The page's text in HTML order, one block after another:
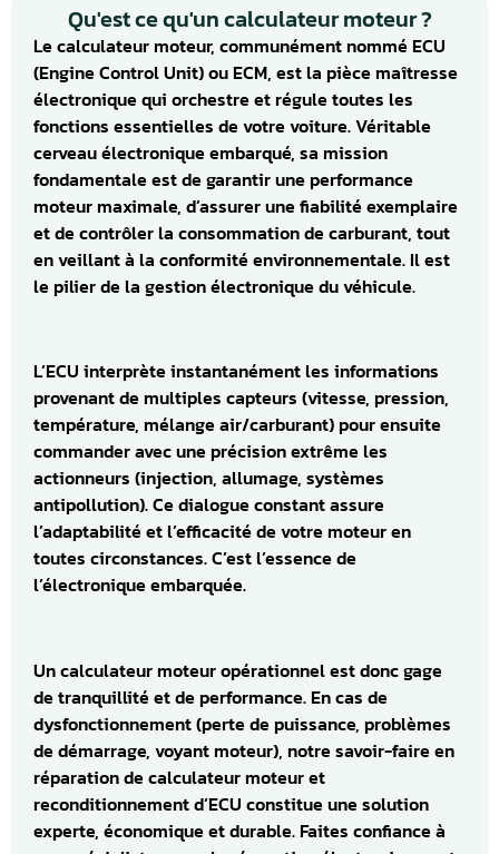
Qu'est ce qu'un calculateur moteur ?
Le calculateur moteur, communément nommé ECU
(Engine Control Unit) ou ECM, est la pièce maîtresse
électronique qui orchestre et régule toutes les
fonctions essentielles de votre voiture. Véritable
cerveau électronique embarqué, sa mission
fondamentale est de garantir une performance
moteur maximale, d’assurer une fiabilité exemplaire
et de contrôler la consommation de carburant, tout
en veillant à la conformité environnementale. Il est
le pilier de la gestion électronique du véhicule.
L’ECU interprète instantanément les informations
provenant de multiples capteurs (vitesse, pression,
température, mélange air/carburant) pour ensuite
commander avec une précision extrême les
actionneurs (injection, allumage, systèmes
antipollution). Ce dialogue constant assure
l’adaptabilité et l’efficacité de votre moteur en
toutes circonstances. C’est l’essence de
l’électronique embarquée.
Un calculateur moteur opérationnel est donc gage
de tranquillité et de performance. En cas de
dysfonctionnement (perte de puissance, problèmes
de démarrage, voyant moteur), notre savoir-faire en
réparation de calculateur moteur et
reconditionnement d’ECU constitue une solution
experte, économique et durable. Faites confiance à